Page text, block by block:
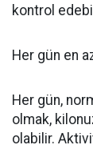
kontrol
Her gün en
Her gün,
olmak,
olabilir.